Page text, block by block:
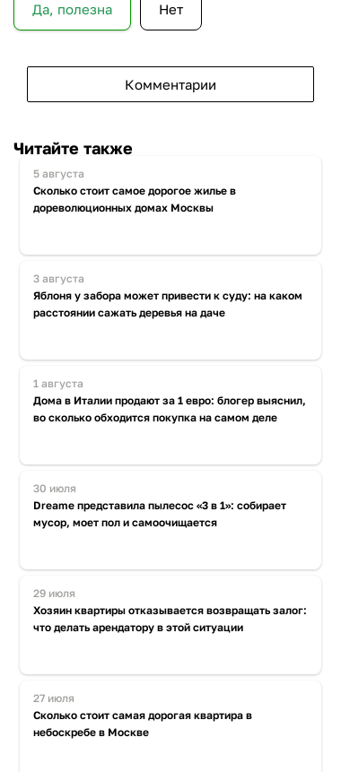
Да, полезна Нет
Комментарии
Читайте также
5 августа
Сколько стоит самое дорогое жилье в
дореволюционных домах Москвы
3 августа
Яблоня у забора может привести к суду: на каком
расстоянии сажать деревья на даче
1 августа
Дома в Италии продают за 1 евро: блогер выяснил,
во сколько обходится покупка на самом деле
30 июля
Dreame представила пылесос «3 в 1»: собирает
мусор, моет пол и самоочищается
29 июля
Хозяин квартиры отказывается возвращать залог:
что делать арендатору в этой ситуации
27 июля
Сколько стоит самая дорогая квартира в
небоскребе в Москве